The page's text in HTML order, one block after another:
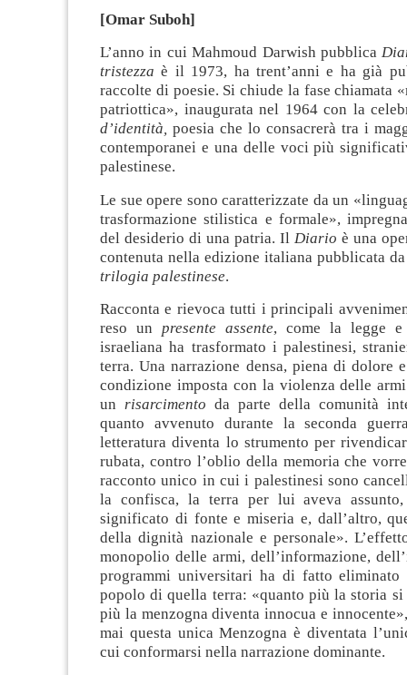
[Omar Suboh]
L’anno in cui Mahmoud Darwish pubblica
tristezza è il 1973, ha trent’anni e ha già
raccolte di poesie. Si chiude la fase chiamata
patriottica», inaugurata nel 1964 con la
d’identità, poesia che lo consacrerà tra i
contemporanei e una delle voci più
palestinese.
Le sue opere sono caratterizzate da un
trasformazione stilistica e formale»,
del desiderio di una patria. Il Diario è una
contenuta nella edizione italiana pubblicata
trilogia palestinese.
Racconta e rievoca tutti i principali
reso un presente assente, come la legge e
israeliana ha trasformato i palestinesi,
terra. Una narrazione densa, piena di dolore
condizione imposta con la violenza delle
un risarcimento da parte della comunità
quanto avvenuto durante la seconda
letteratura diventa lo strumento per
rubata, contro l’oblio della memoria che
racconto unico in cui i palestinesi sono
la confisca, la terra per lui aveva
significato di fonte e miseria e, dall’altro,
della dignità nazionale e personale».
monopolio delle armi, dell’informazione,
programmi universitari ha di fatto
popolo di quella terra: «quanto più la storia si
più la menzogna diventa innocua e
mai questa unica Menzogna è diventata
cui conformarsi nella narrazione dominante.